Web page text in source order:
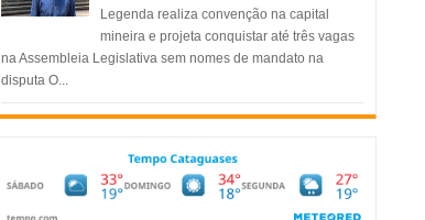
Legenda realiza convenção na capital
mineira e projeta conquistar até três vagas
na Assembleia Legislativa sem nomes de mandato na
disputa O...